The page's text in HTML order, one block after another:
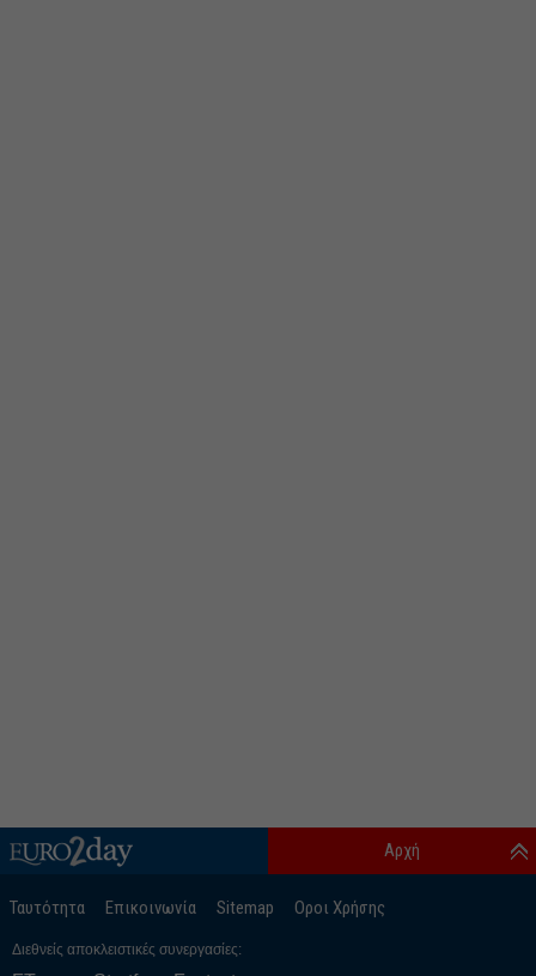
Ταυτότητα Επικοινωνία Sitemap Οροι Χρήσης
Αρχή
Διεθνείς αποκλειστικές συνεργασίες: